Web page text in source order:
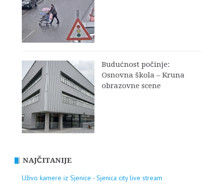
Budućnost počinje:
Osnovna škola – Kruna
obrazovne scene
NAJČITANIJE
Uživo kamere iz Sjenice - Sjenica city live stream